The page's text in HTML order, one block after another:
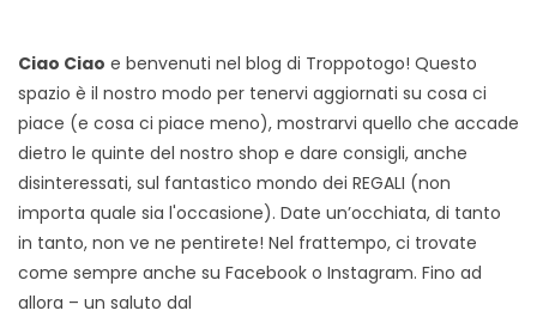
Ciao Ciao e benvenuti nel blog di Troppotogo! Questo
spazio è il nostro modo per tenervi aggiornati su cosa ci
piace (e cosa ci piace meno), mostrarvi quello che accade
dietro le quinte del nostro shop e dare consigli, anche
disinteressati, sul fantastico mondo dei REGALI (non
importa quale sia l'occasione). Date un’occhiata, di tanto
in tanto, non ve ne pentirete! Nel frattempo, ci trovate
come sempre anche su Facebook o Instagram. Fino ad
allora – un saluto dal